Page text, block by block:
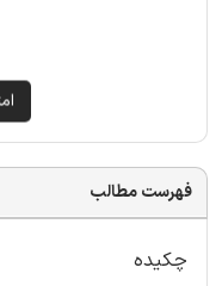
فهرست مطالب
چکیده